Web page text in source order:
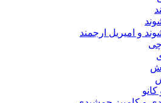
و امیریل ارجمند